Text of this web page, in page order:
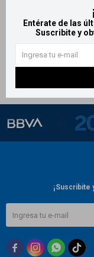
Entérate de las
Suscribite y
Caja bombones de
y avellanas Avello
$ 525
¡Suscribite
  